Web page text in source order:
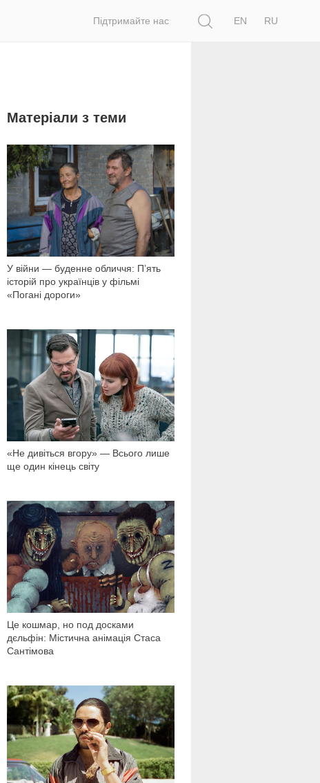
Підтримайте нас
EN
RU
Матеріали з теми
У війни — буденне обличчя: П’ять
історій про українців у фільмі
«Погані дороги»
5 358
«Не дивіться вгору» — Всього лише
ще один кінець світу
2 879
Це кошмар, но под досками
дєльфін: Містична анімація Стаса
Сантімова
22 729
1 434